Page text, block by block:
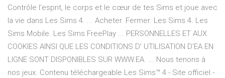
Contrôle l'esprit, le corps et le cœur de tes Sims et joue avec
la vie dans Les Sims 4. ... Acheter. Fermer. Les Sims 4. Les
Sims Mobile. Les Sims FreePlay ... PERSONNELLES ET AUX
COOKIES AINSI QUE LES CONDITIONS D' UTILISATION D'EA EN
LIGNE SONT DISPONIBLES SUR WWW.EA. ... Nous tenons à
nos jeux. Contenu téléchargeable Les Sims™ 4 - Site officiel -